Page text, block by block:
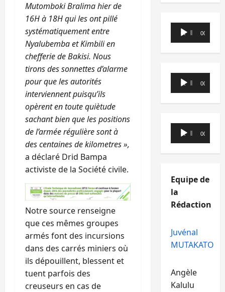
Mutomboki Bralima hier de
16H à 18H qui les ont pillé
systématiquement entre
Nyalubemba et Kimbili en
chefferie de Bakisi. Nous
tirons des sonnettes d’alarme
pour que les autorités
interviennent puisqu’ils
opèrent en toute quiètude
sachant bien que les positions
de l’armée régulière sont à
des centaines de kilometres »,
a déclaré Drid Bampa
activiste de la Société civile.
Notre source renseigne
que ces mêmes groupes
armés font des incursions
dans des carrés miniers où
ils dépouillent, blessent et
tuent parfois des
creuseurs en cas de
Lecteur
audio
00:00 00:00
Lecteur
audio
00:00 00:00
Lecteur
audio
00:00 00:00
Equipe de
la
Rédaction
Juvénal
MUTAKATO
Angèle
Kalulu